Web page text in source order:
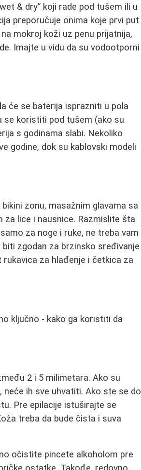
& dry” koji rade pod tušem ili u
preporučuje onima koje prvi put
mokroj koži uz penu prijatnija,
Imajte u vidu da su vodootporni
će se baterija isprazniti u pola
se koristiti pod tušem (ako su
s godinama slabi. Nekoliko
godine, dok su kablovski modeli
zonu, masažnim glavama sa
za lice i nausnice. Razmislite šta
za noge i ruke, ne treba vam
zgodan za brzinsko sređivanje
za hlađenje i četkica za
ključno - kako ga koristiti da
2 i 5 milimetara. Ako su
neće ih sve uhvatiti. Ako ste se do
Pre epilacije istuširajte se
treba da bude čista i suva
očistite pincete alkoholom pre